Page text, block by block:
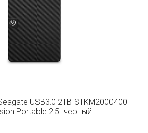
USB3.0 2TB STKM2000400
Portable 2.5" черный